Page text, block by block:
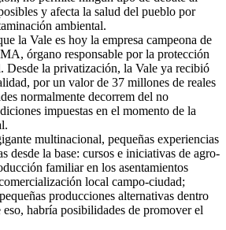
y afecta la salud del pueblo por
ambiental.
la Vale es hoy la empresa campeona de
órgano responsable por la protección
Desde la privatización, la Vale ya recibió
por un valor de 37 millones de reales
normalmente decorrem del no
impuestas en el momento de la
multinacional, pequeñas experiencias
desde la base: cursos e iniciativas de agro-
familiar en los asentamientos
local campo-ciudad;
producciones alternativas dentro
habría posibilidades de promover el